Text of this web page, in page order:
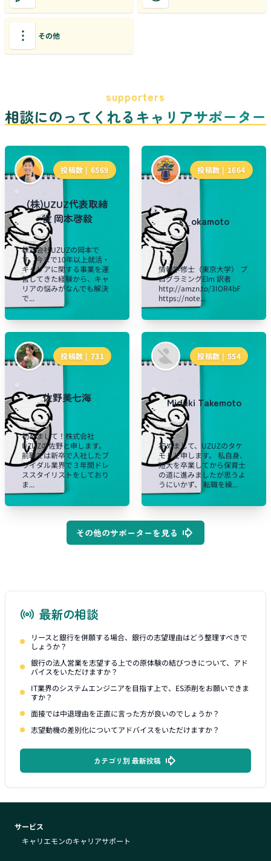
その他
supporters
相談にのってくれるキャリアサポーター
投稿数 | 6569
(株)UZUZ代表取締
役 岡本啓毅
株式会社UZUZの岡本で
す。今まで10年以上就活・
キャリアに関する事業を運
営してきた経験から、キャ
リアの悩みがなんでも解決
で...
投稿数 | 1664
k_okamoto
情報学修士（東京大学） プ
ログラミングElm 訳者
http://amzn.to/3IOR4bF
https://note...
投稿数 | 731
佐野美七海
初めまして！株式会社
UZUZの佐野と申します。
前職では新卒で入社したブ
ライダル業界で３年間ドレ
ススタイリストをしており
ま...
投稿数 | 554
Miduki Takemoto
初めまして、UZUZのタケ
モトと申します。 私自身、
短大を卒業してから保育士
の道に進みましたが思うよ
うにいかず、 転職を繰...
その他のサポーターを見る
最新の相談
リースと銀行を併願する場合、銀行の志望理由はどう整理すべきで
しょうか？
銀行の法人営業を志望する上での原体験の結びつきについて、アド
バイスをいただけますか？
IT業界のシステムエンジニアを目指す上で、ES添削をお願いできま
すか？
面接では中退理由を正直に言った方が良いのでしょうか？
志望動機の差別化についてアドバイスをいただけますか？
カテゴリ別 最新投稿
サービス
キャリエモンのキャリアサポート